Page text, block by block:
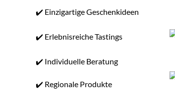
✔️ Einzigartige Geschenkideen
✔️ Erlebnisreiche Tastings
✔️ Individuelle Beratung
✔️ Regionale Produkte